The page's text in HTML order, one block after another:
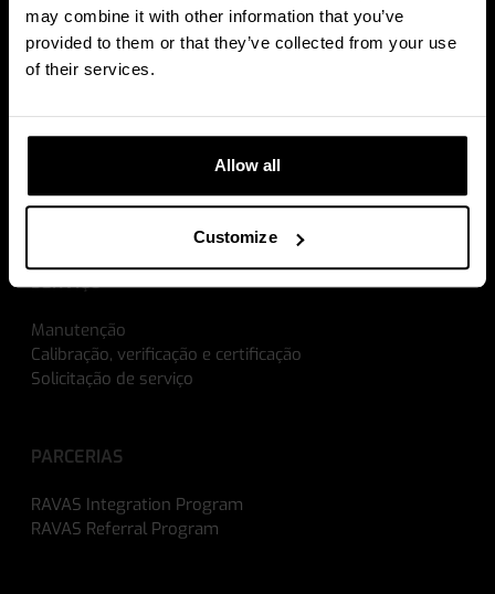
may combine it with other information that you’ve
provided to them or that they’ve collected from your use
of their services.
Allow all
Customize
SOLUÇÕES
Verificação de mercadoria rececionada
Calculadoras de ROI
SERVIÇO
Manutenção
Calibração, verificação e certificação
Solicitação de serviço
PARCERIAS
RAVAS Integration Program
RAVAS Referral Program